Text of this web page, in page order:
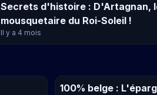
Secrets d'histoire : D'Artagnan,
mousquetaire du Roi-Soleil !
Il y a 4 mois
100% belge :